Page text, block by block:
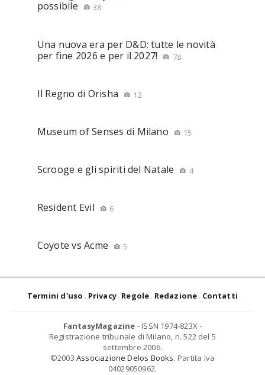
possibile
38
Una nuova era per D&D: tutte le novità
per fine 2026 e per il 2027!
78
Il Regno di Orisha 12
Museum of Senses di Milano 15
Scrooge e gli spiriti del Natale 4
Resident Evil 6
Coyote vs Acme 5
Termini d'uso Privacy Regole Redazione Contatti
FantasyMagazine - ISSN 1974-823X -
Registrazione tribunale di Milano, n. 522 del 5
settembre 2006.
©2003 Associazione Delos Books. Partita Iva
04029050962.